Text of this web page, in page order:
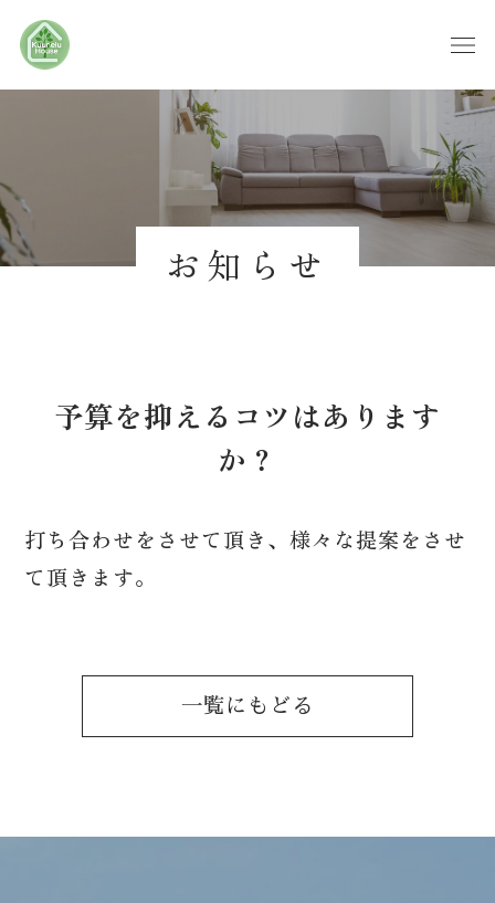
※日曜日、祝日休み
お知らせ
予算を抑えるコツはあります
か？
打ち合わせをさせて頂き、様々な提案をさせ
て頂きます。
一覧にもどる